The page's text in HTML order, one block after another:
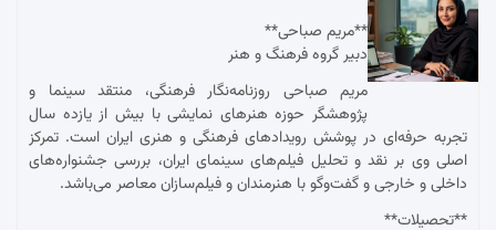
**مریم صباحی**
دبیر گروه فرهنگ و هنر
مریم صباحی روزنامه‌نگار فرهنگی، منتقد سینما و
پژوهشگر حوزه هنرهای نمایشی با بیش از یازده سال
تجربه حرفه‌ای در پوشش رویدادهای فرهنگی و هنری ایران است. تمرکز
اصلی وی بر نقد و تحلیل فیلم‌های سینمای ایران، بررسی جشنواره‌های
داخلی و خارجی و گفت‌وگو با هنرمندان و فیلم‌سازان معاصر می‌باشد.
**تحصیلات**